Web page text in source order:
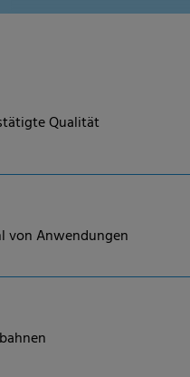
Qualität
von Anwendungen